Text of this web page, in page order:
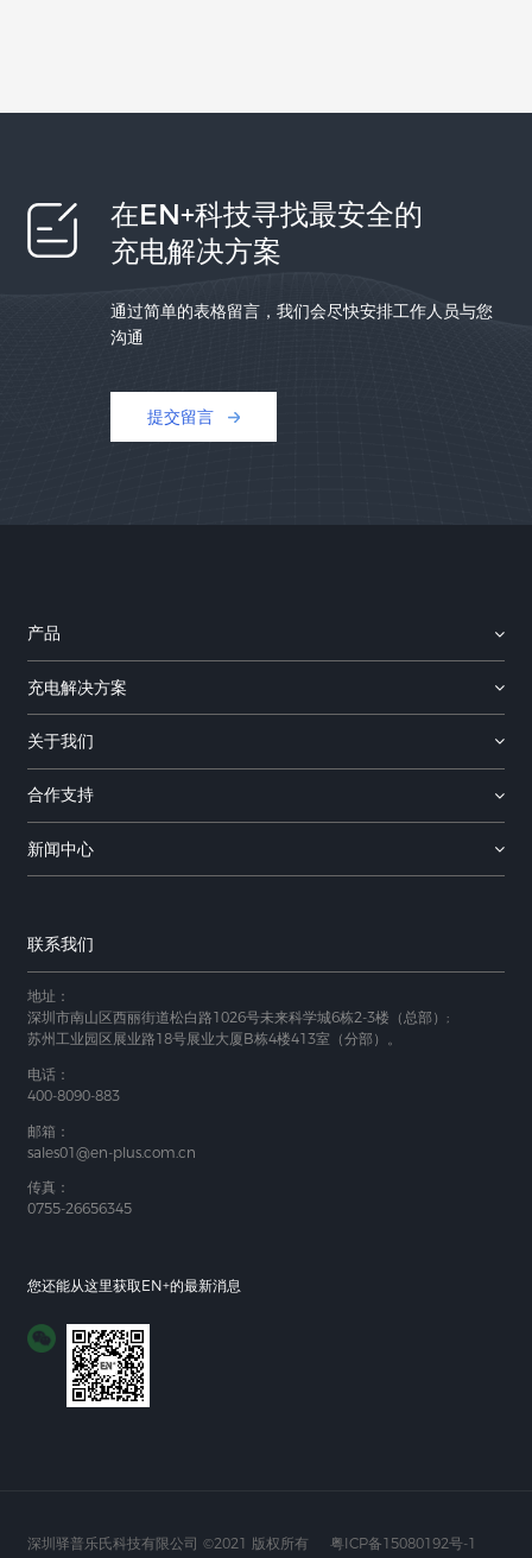
在EN+科技寻找最安全的
充电解决方案
通过简单的表格留言，我们会尽快安排工作人员与您
沟通
提交留言
产品
充电解决方案
关于我们
合作支持
新闻中心
联系我们
地址：
深圳市南山区西丽街道松白路1026号未来科学城6栋2-3楼（总部）;
苏州工业园区展业路18号展业大厦B栋4楼413室（分部）。
电话：
400-8090-883
邮箱：
sales01@en-plus.com.cn
传真：
0755-26656345
您还能从这里获取EN+的最新消息
深圳驿普乐氏科技有限公司 ©2021 版权所有
粤ICP备15080192号-1